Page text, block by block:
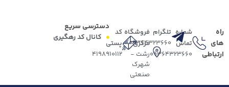
دسترسی سریع
کانال کد رهگیری
راه
های
ارتباطی
شماره
تماس
09364323660
تلگرام
09364323660
فروشگاه
مرکزی
رشت -
شهرک
صنعتی
کد
پستی
4198910112